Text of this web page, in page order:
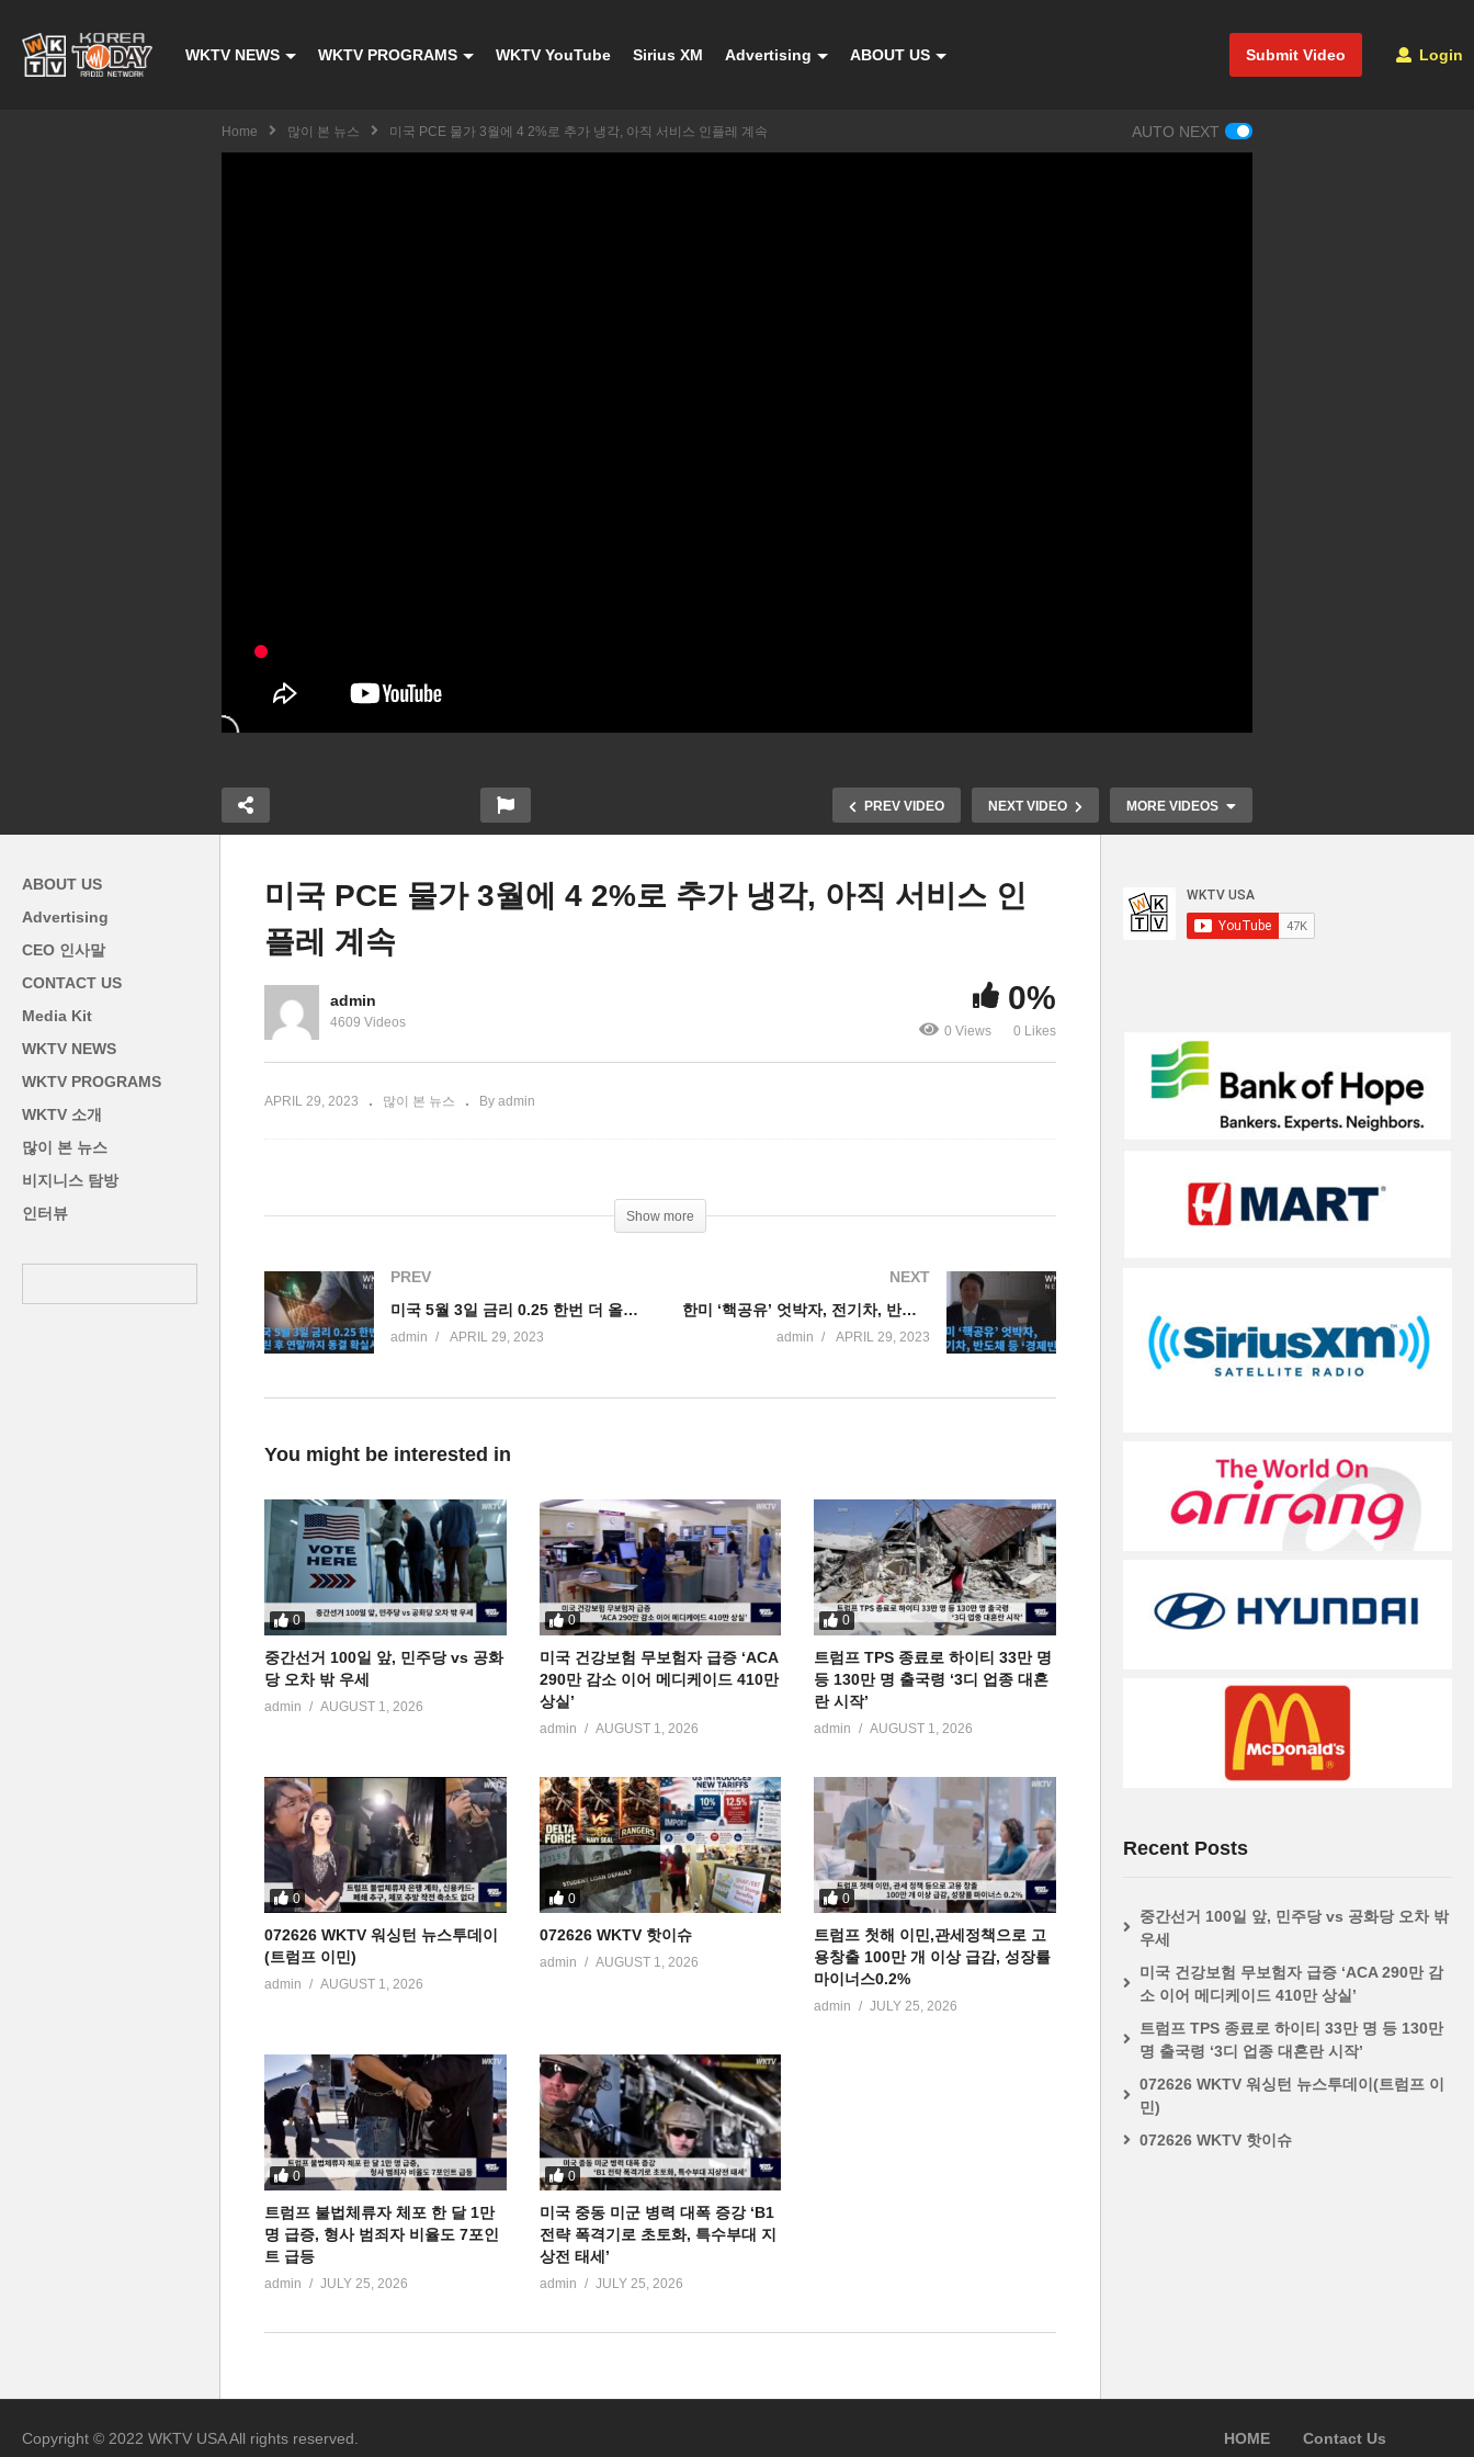
Submit Video Login
WKTV NEWS WKTV PROGRAMS WKTV YouTube Sirius XM Advertising ABOUT US
Home 많이 본 뉴스 미국 PCE 물가 3월에 4 2%로 추가 냉각, 아직 서비스 인플레 계속 AUTO NEXT
PREV VIDEO NEXT VIDEO MORE VIDEOS
채용 장벽에
미국 5월부터 새 모기지 규정
ABOUT US
Advertising
CEO 인사말
CONTACT US
Media Kit
WKTV NEWS
WKTV PROGRAMS
WKTV 소개
많이 본 뉴스
비지니스 탐방
인터뷰
미국 PCE 물가 3월에 4 2%로 추가 냉각, 아직 서비스 인
플레 계속
admin
4609 Videos
0%
0 Views 0 Likes
APRIL 29, 2023 많이 본 뉴스 By admin
Show more
PREV
미국 5월 3일 금리 0.25 한번 더 올린 후 연말까지 동결 확실시
admin APRIL 29, 2023
NEXT
한미 ‘핵공유’ 엇박자, 전기차, 반도체 등 ‘경제빈손’
admin APRIL 29, 2023
You might be interested in
0
중간선거 100일 앞, 민주당 vs 공화
당 오차 밖 우세
admin AUGUST 1, 2026
0
미국 건강보험 무보험자 급증 ‘ACA
290만 감소 이어 메디케이드 410만
상실’
admin AUGUST 1, 2026
0
트럼프 TPS 종료로 하이티 33만 명
등 130만 명 출국령 ‘3디 업종 대혼
란 시작’
admin AUGUST 1, 2026
0
072626 WKTV 워싱턴 뉴스투데이
(트럼프 이민)
admin AUGUST 1, 2026
0
072626 WKTV 핫이슈
admin AUGUST 1, 2026
0
트럼프 첫해 이민,관세정책으로 고
용창출 100만 개 이상 급감, 성장률
마이너스0.2%
admin JULY 25, 2026
0
트럼프 불법체류자 체포 한 달 1만
명 급증, 형사 범죄자 비율도 7포인
트 급등
admin JULY 25, 2026
0
미국 중동 미군 병력 대폭 증강 ‘B1
전략 폭격기로 초토화, 특수부대 지
상전 태세’
admin JULY 25, 2026
Recent Posts
중간선거 100일 앞, 민주당 vs 공화당 오차 밖
우세
미국 건강보험 무보험자 급증 ‘ACA 290만 감
소 이어 메디케이드 410만 상실’
트럼프 TPS 종료로 하이티 33만 명 등 130만
명 출국령 ‘3디 업종 대혼란 시작’
072626 WKTV 워싱턴 뉴스투데이(트럼프 이
민)
072626 WKTV 핫이슈
Copyright © 2022 WKTV USA All rights reserved. HOME Contact Us